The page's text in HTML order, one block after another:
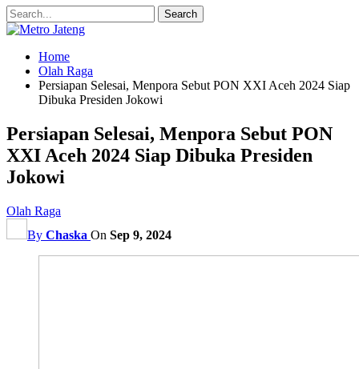
Home
Olah Raga
Persiapan Selesai, Menpora Sebut PON XXI Aceh 2024 Siap
Dibuka Presiden Jokowi
Persiapan Selesai, Menpora Sebut PON
XXI Aceh 2024 Siap Dibuka Presiden
Jokowi
Olah Raga
By Chaska On Sep 9, 2024